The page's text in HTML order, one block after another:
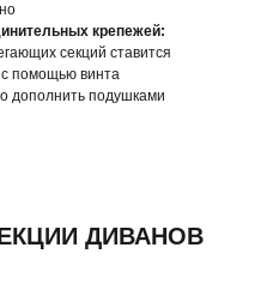
крепежей:
секций ставится
помощью винта
дополнить подушками